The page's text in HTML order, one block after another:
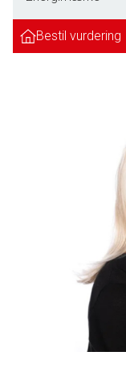
2 gode børneværelser
Dejligt lyst badeværelse
God trappe til kælderen,
rum (som også nemt
man etableret en
bruseniche, samt
Der er tilhørende til
der rigtig god
Her får man virkelig et
Bestil vurdering